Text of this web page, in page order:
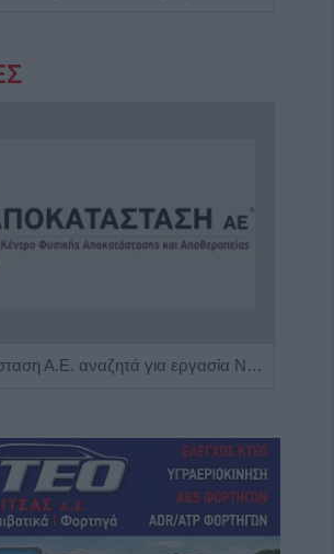
Η Αποκατάσταση Α.Ε. αναζητά για εργασία Νοσηλευτές και Βοηθούς Νοσηλευτές